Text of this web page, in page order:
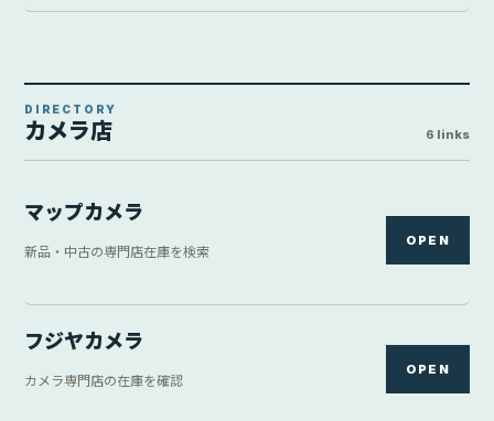
DIRECTORY
カメラ店 6 links
マップカメラ
新品・中古の専門店在庫を検索
OPEN
フジヤカメラ
カメラ専門店の在庫を確認
OPEN